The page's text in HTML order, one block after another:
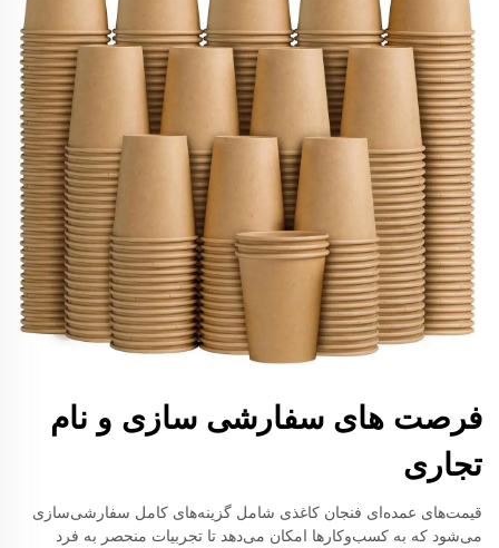
فرصت های سفارشی سازی و نام
تجاری
قیمت‌های عمده‌ای فنجان کاغذی شامل گزینه‌های کامل سفارشی‌سازی
می‌شود که به کسب‌وکارها امکان می‌دهد تا تجربیات منحصر به فرد